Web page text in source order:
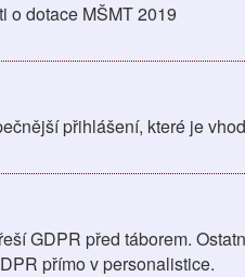
o dotace MŠMT 2019
přihlášení, které je
GDPR před táborem.
přímo v personalistice.